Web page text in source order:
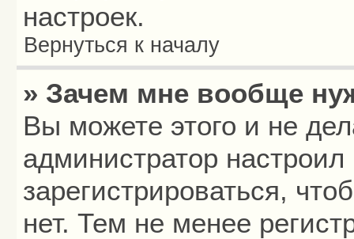
настроек.
Вернуться к началу
» Зачем мне вообще
Вы можете этого и не
администратор
зарегистрироваться,
нет. Тем не менее